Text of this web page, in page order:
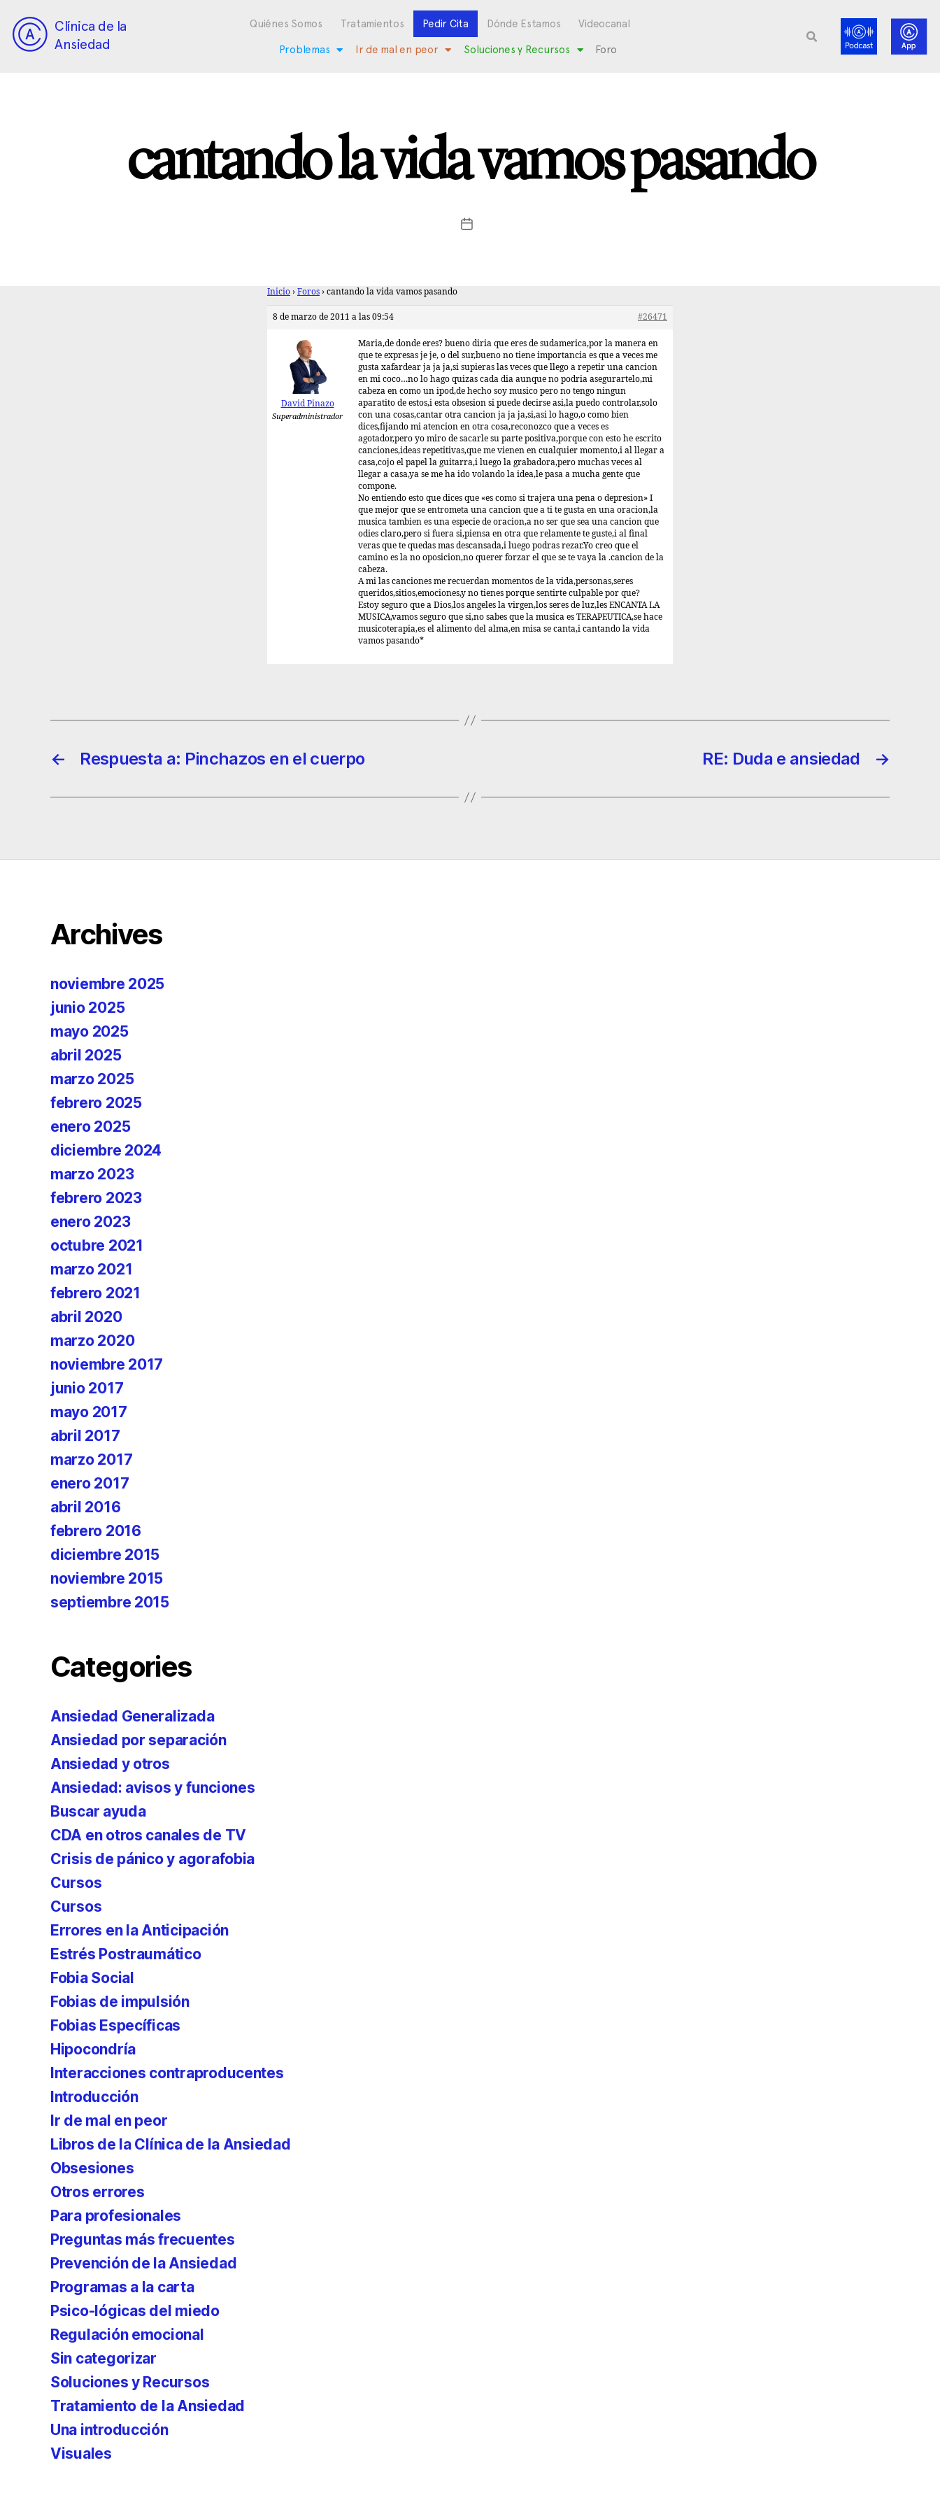
Clínica de la
Ansiedad
Quiénes Somos Tratamientos Pedir Cita Dónde Estamos Videocanal
Problemas Ir de mal en peor Soluciones y Recursos Foro
cantando la vida vamos pasando
Inicio › Foros › cantando la vida vamos pasando
8 de marzo de 2011 a las 09:54 #26471
David Pinazo
Superadministrador
Maria,de donde eres? bueno diria que eres de sudamerica,por la manera en
que te expresas je je, o del sur,bueno no tiene importancia es que a veces me
gusta xafardear ja ja ja,si supieras las veces que llego a repetir una cancion
en mi coco…no lo hago quizas cada dia aunque no podria asegurartelo,mi
cabeza en como un ipod,de hecho soy musico pero no tengo ningun
aparatito de estos,i esta obsesion si puede decirse asi,la puedo controlar,solo
con una cosas,cantar otra cancion ja ja ja,si,asi lo hago,o como bien
dices,fijando mi atencion en otra cosa,reconozco que a veces es
agotador,pero yo miro de sacarle su parte positiva,porque con esto he escrito
canciones,ideas repetitivas,que me vienen en cualquier momento,i al llegar a
casa,cojo el papel la guitarra,i luego la grabadora,pero muchas veces al
llegar a casa,ya se me ha ido volando la idea,le pasa a mucha gente que
compone.
No entiendo esto que dices que «es como si trajera una pena o depresion» I
que mejor que se entrometa una cancion que a ti te gusta en una oracion,la
musica tambien es una especie de oracion,a no ser que sea una cancion que
odies claro,pero si fuera si,piensa en otra que relamente te guste,i al final
veras que te quedas mas descansada,i luego podras rezar.Yo creo que el
camino es la no oposicion,no querer forzar el que se te vaya la .cancion de la
cabeza.
A mi las canciones me recuerdan momentos de la vida,personas,seres
queridos,sitios,emociones,y no tienes porque sentirte culpable por que?
Estoy seguro que a Dios,los angeles la virgen,los seres de luz,les ENCANTA LA
MUSICA,vamos seguro que si,no sabes que la musica es TERAPEUTICA,se hace
musicoterapia,es el alimento del alma,en misa se canta,i cantando la vida
vamos pasando*
← Respuesta a: Pinchazos en el cuerpo →
RE: Duda e ansiedad
Archives
noviembre 2025
junio 2025
mayo 2025
abril 2025
marzo 2025
febrero 2025
enero 2025
diciembre 2024
marzo 2023
febrero 2023
enero 2023
octubre 2021
marzo 2021
febrero 2021
abril 2020
marzo 2020
noviembre 2017
junio 2017
mayo 2017
abril 2017
marzo 2017
enero 2017
abril 2016
febrero 2016
diciembre 2015
noviembre 2015
septiembre 2015
Categories
Ansiedad Generalizada
Ansiedad por separación
Ansiedad y otros
Ansiedad: avisos y funciones
Buscar ayuda
CDA en otros canales de TV
Crisis de pánico y agorafobia
Cursos
Cursos
Errores en la Anticipación
Estrés Postraumático
Fobia Social
Fobias de impulsión
Fobias Específicas
Hipocondría
Interacciones contraproducentes
Introducción
Ir de mal en peor
Libros de la Clínica de la Ansiedad
Obsesiones
Otros errores
Para profesionales
Preguntas más frecuentes
Prevención de la Ansiedad
Programas a la carta
Psico-lógicas del miedo
Regulación emocional
Sin categorizar
Soluciones y Recursos
Tratamiento de la Ansiedad
Una introducción
Visuales